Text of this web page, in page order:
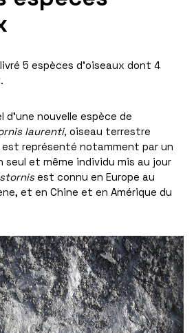
5 espèces d’oiseaux dont 4
nouvelle espèce de
laurenti, oiseau terrestre
représenté notamment par un
seul et même individu mis au jour
est connu en Europe au
et en Chine et en Amérique du